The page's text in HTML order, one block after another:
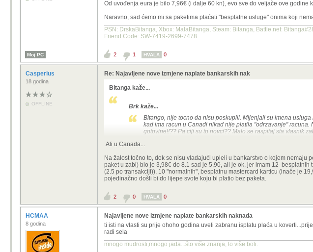
Od uvođenja eura je bilo 7,96€ (i dalje 60 kn), evo sve do veljače ove
Naravno, sad ćemo mi sa paketima plaćati "besplatne usluge" onima koji
PSN: DrskaBitanga, Xbox: MalaBitanga, Steam: Bitanga, Battle.net:
Friend Code: SW-7419-2699-7478
Moj PC 2 1 HVALA 0
Casperius
18 godina
OFFLINE
Re: Najavljene nove izmjene naplate bankarskih nak
Bitanga kaže...
Brk kaže...
Bitango, nije tocno da nisu poskupili. Mijenjali su imena
kad ima racun u Canadi nikad nije platila "odrzavanje"
gotovine!!?? Pa ciji su to novci?? Malo se raspitaj sta vlasnik
Pričam o paketu usluga. I znam što pričam. Imam dinamičnu lepezu
do sad.
Od uvođenja eura je bilo 7,96€ (i dalje 60 kn), evo sve do veljače
Naravno, sad ćemo mi sa paketima plaćati "besplatne usluge" onima
Ali u Canada...
Na žalost točno to, dok se nisu vladajući upleli u bankarstvo o kojem nemaju
paket u zabi) bio je 3,98€ do 8.1 sad je 5,90, ali je ok, jer imam 12
(2.5 po transakciji)), 10 "normalnih", besplatnu mastercard karticu (inače je
pojedinačno došli bi do lijepe svote koju bi platio bez paketa.
2 0 HVALA 0
HCMAA
8 godina
Najavljene nove izmjene naplate bankarskih naknada
ti isti na vlasti su prije ohoho godina uveli zabranu isplatu plaća u
radi sela
mnogo mudrosti,mnogo jada...što više znanja, to više boli.